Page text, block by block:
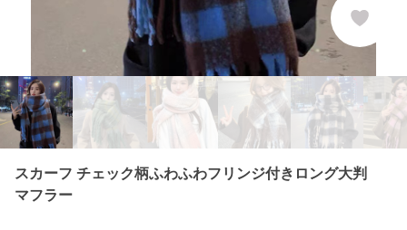
スカーフ チェック柄ふわふわフリンジ付きロング大判
マフラー